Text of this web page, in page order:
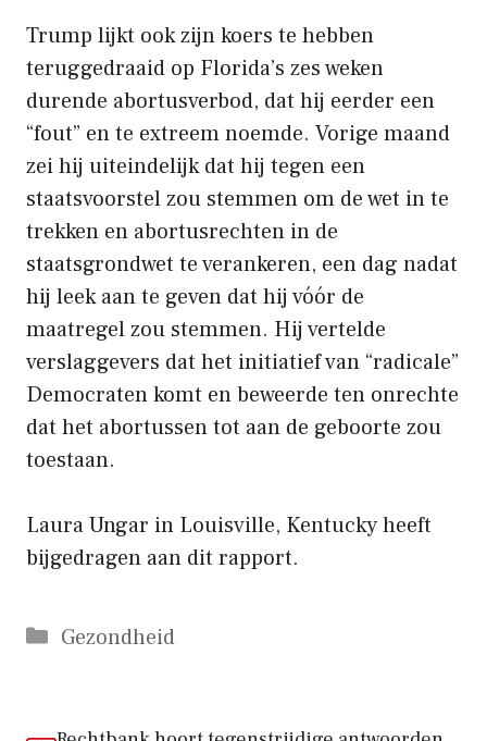
Trump lijkt ook zijn koers te hebben
teruggedraaid op Florida’s zes weken
durende abortusverbod, dat hij eerder een
“fout” en te extreem noemde. Vorige maand
zei hij uiteindelijk dat hij tegen een
staatsvoorstel zou stemmen om de wet in te
trekken en abortusrechten in de
staatsgrondwet te verankeren, een dag nadat
hij leek aan te geven dat hij vóór de
maatregel zou stemmen. Hij vertelde
verslaggevers dat het initiatief van “radicale”
Democraten komt en beweerde ten onrechte
dat het abortussen tot aan de geboorte zou
toestaan.
Laura Ungar in Louisville, Kentucky heeft
bijgedragen aan dit rapport.
Categorieën
Gezondheid